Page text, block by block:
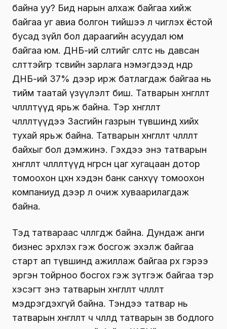
байна уу? Бид нарын алхаж байгаа хийж
байгаа уг авиа болгон тийшээ л чиглэх ёстой
бусад зүйл бол дараагийн асуудал юм
байгаа юм. ДНБ-ий өсөлтийг өсөлтөөс нь давсан
өсөлттэйгөөр төсвийн зарлага нэмэгдээд өнөөдөр
ДНБ-ий 37% дээр ирж батлагдаж байгаа нь
тийм таатай үзүүлэлт биш. Татварын хөнгөлөлт
чөлөөлөлтүүд ярьж байна. Тэр хөнгөлөлт
чөлөөлөлтүүдээ Засгийн газрын түвшинд хийх
тухай ярьж байна. Татварын хөнгөлөлт чөлөөлөлт
байхыг бол дэмжинэ. Гэхдээ энэ татварын
хөнгөлөлт чөлөөлөлтүүд өнгөрсөн цаг хугацаан дотор
томоохон цөөхөн хэдэн банк санхүү томоохон
компаниуд дээр л очиж хуваарилагдаж
байна.
Тэд татвараас чөлөөлөгдөж байна. Дундаж анги
бизнес эрхлэх гэж босгож эхэлж байгаа
старт ап түвшинд ажиллаж байгаа өрх гэрээ
эргэн тойрноо босгох гэж зүтгэж байгаа тэр
хэсэгт энэ татварын хөнгөлөлт чөлөөлөлт
мэдрэгдэхгүй байна. Тэндээ татвар нь
татварын хөнгөлөлт чө чөлөөлөөд татварын зөв бодлого